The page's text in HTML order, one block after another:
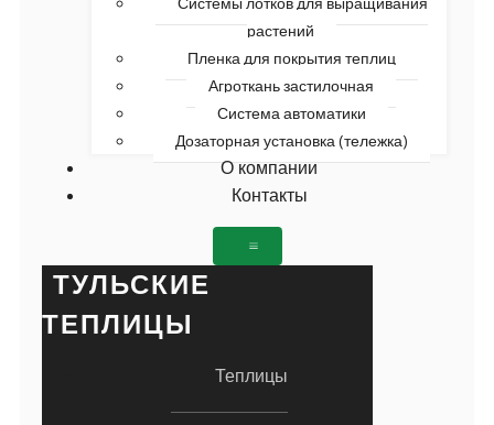
растений
Пленка для покрытия теплиц
Агроткань застилочная
Система автоматики
Дозаторная установка (тележка)
О компании
Контакты
ТУЛЬСКИЕ
ТЕПЛИЦЫ
Теплицы